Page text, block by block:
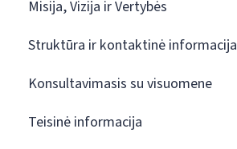
Misija, Vizija ir Vertybės
Struktūra ir kontaktinė informacija
Konsultavimasis su visuomene
Teisinė informacija